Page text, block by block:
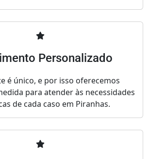
Personalizado
é único, e por isso oferecemos
para atender às necessidades
de cada caso em Piranhas.